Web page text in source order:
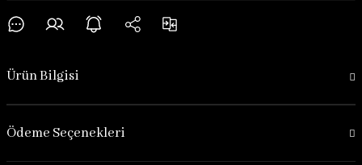
Ürün Bilgisi
Ödeme Seçenekleri